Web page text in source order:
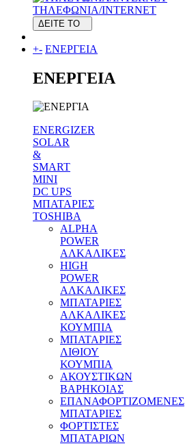
ΤΗΛΕΦΩΝΙΑ/INTERNET
ΔΕΙΤΕ ΤΟ
+- ΕΝΕΡΓΕΙΑ
ΕΝΕΡΓΕΙΑ
ENERGIZER
SOLAR
&
SMART
MINI
DC UPS
MΠΑΤΑΡΙΕΣ
TOSHIBA
ALPHA
POWER
ΑΛΚΑΛΙΚΕΣ
HIGH
POWER
ΑΛΚΑΛΙΚΕΣ
MΠΑΤΑΡΙΕΣ
ΑΛΚΑΛΙΚΕΣ
ΚΟΥΜΠΙΑ
MΠΑΤΑΡΙΕΣ
ΛΙΘΙΟΥ
ΚΟΥΜΠΙΑ
ΑΚΟΥΣΤΙΚΩΝ
ΒΑΡΗΚΟΙΑΣ
ΕΠΑΝΑΦΟΡΤΙΖΟΜΕΝΕΣ
ΜΠΑΤΑΡΙΕΣ
ΦΟΡΤΙΣΤΕΣ
ΜΠΑΤΑΡΙΩΝ